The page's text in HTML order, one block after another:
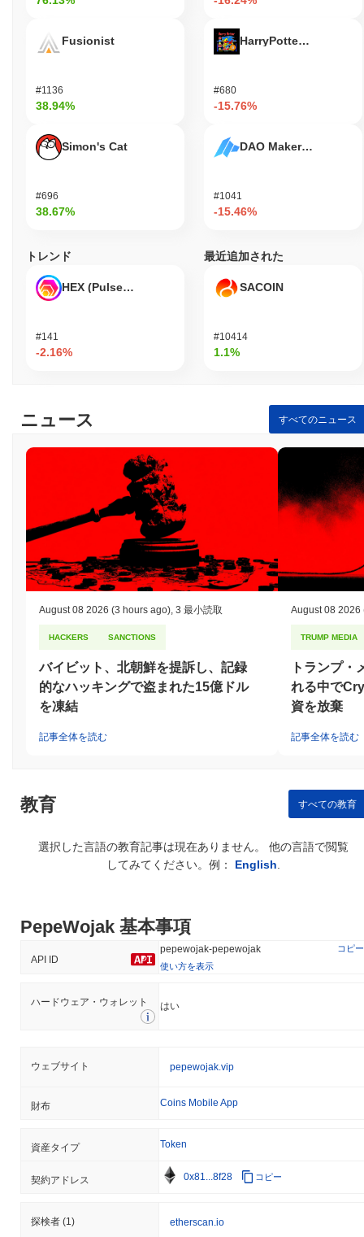
Fusionist
#1136
38.94%
Simon's Cat
#696
38.67%
#680
-15.76%
DAO Maker Token
#1041
-15.46%
トレンド
HEX (Pulsechain)
#141
-2.16%
最近追加された
SACOIN
#10414
1.1%
ニュース すべてのニュース
August 08 2026 (3 hours ago), 3 最小読取
HACKERS SANCTIONS
バイビット、北朝鮮を提訴し、記録
的なハッキングで盗まれた15億ドル
を凍結
記事全体を読む
August 08 2026
TRUMP MEDIA
トランプ・
れる中で
資を放棄
記事全体を読む
教育 すべての教育
選択した言語の教育記事は現在ありません。 他の言語で閲覧
してみてください。例： English.
PepeWojak 基本事項
API ID
pepewojak-pepewojak
コピー
使い方を表示
ハードウェア・ウォレット はい
ウェブサイト pepewojak.vip
財布 Coins Mobile App
資産タイプ Token
契約アドレス 0x81...8f28 コピー
探検者 (1) etherscan.io